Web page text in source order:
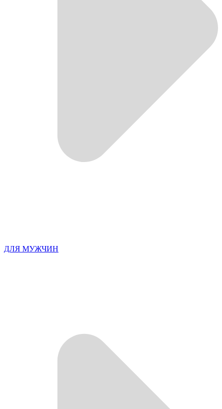
ДЛЯ МУЖЧИН